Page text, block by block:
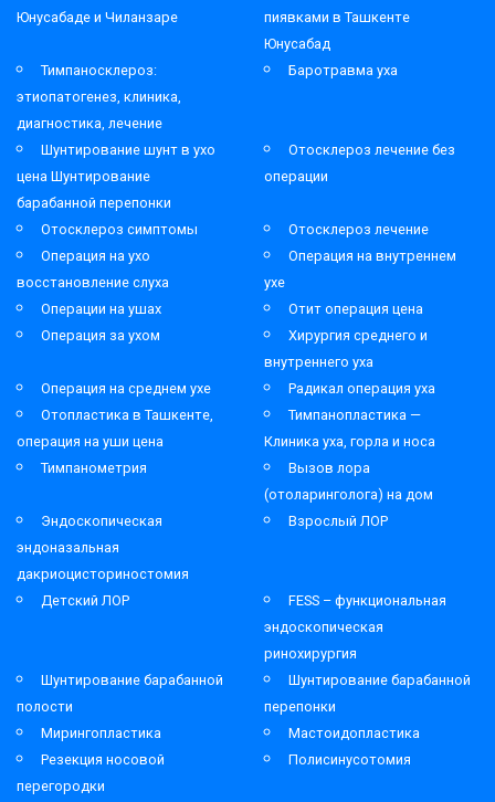
Юнусабаде и Чиланзаре
пиявками в Ташкенте
Юнусабад
Тимпаносклероз:
этиопатогенез, клиника,
диагностика, лечение
Баротравма уха
Шунтирование шунт в ухо
цена Шунтирование
барабанной перепонки
Отосклероз лечение без
операции
Отосклероз симптомы
Отосклероз лечение
Операция на ухо
восстановление слуха
Операция на внутреннем
ухе
Операции на ушах
Отит операция цена
Операция за ухом
Хирургия среднего и
внутреннего уха
Операция на среднем ухе
Радикал операция уха
Отопластика в Ташкенте,
операция на уши цена
Тимпанопластика —
Клиника уха, горла и носа
Тимпанометрия
Вызов лора
(отоларинголога) на дом
Эндоскопическая
эндоназальная
дакриоцисториностомия
Взрослый ЛОР
Детский ЛОР
FESS – функциональная
эндоскопическая
ринохирургия
Шунтирование барабанной
полости
Шунтирование барабанной
перепонки
Мирингопластика
Мастоидопластика
Резекция носовой
перегородки
Полисинусотомия